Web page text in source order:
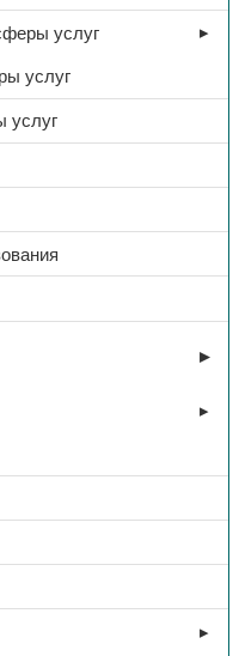
услуг
услуг
услуг